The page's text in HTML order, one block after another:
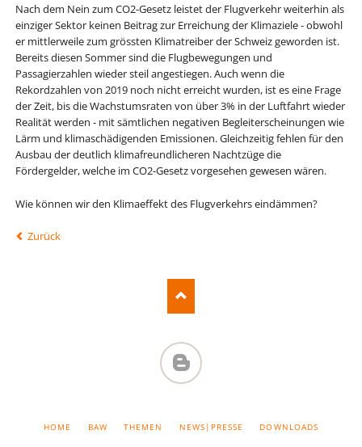
Nach dem Nein zum CO2-Gesetz leistet der Flugverkehr weiterhin als
einziger Sektor keinen Beitrag zur Erreichung der Klimaziele - obwohl
er mittlerweile zum grössten Klimatreiber der Schweiz geworden ist.
Bereits diesen Sommer sind die Flugbewegungen und
Passagierzahlen wieder steil angestiegen. Auch wenn die
Rekordzahlen von 2019 noch nicht erreicht wurden, ist es eine Frage
der Zeit, bis die Wachstumsraten von über 3% in der Luftfahrt wieder
Realität werden - mit sämtlichen negativen Begleiterscheinungen wie
Lärm und klimaschädigenden Emissionen. Gleichzeitig fehlen für den
Ausbau der deutlich klimafreundlicheren Nachtzüge die
Fördergelder, welche im CO2-Gesetz vorgesehen gewesen wären.
Wie können wir den Klimaeffekt des Flugverkehrs eindämmen?
Zurück
HOME BAW THEMEN NEWS|PRESSE DOWNLOADS